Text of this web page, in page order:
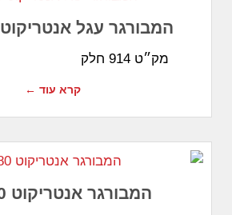
המבורגר עגל אנטריקוט 220 גרם
מק״ט 914 חלק
קרא עוד ←
המבורגר אנטריקוט 80 גרם